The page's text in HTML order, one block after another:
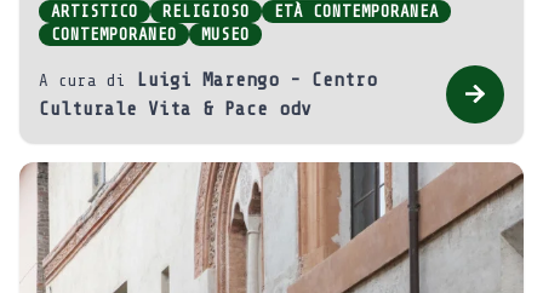
chiesa di Santa Maria Maggiore di Avigliana, ha
portato Elsa Veglio Turino all’attenzione della
ARTISTICO RELIGIOSO
ETÀ CONTEMPORANEA
CONTEMPORANEO
MUSEO
A cura di
Luigi Marengo - Centro
Culturale Vita & Pace odv